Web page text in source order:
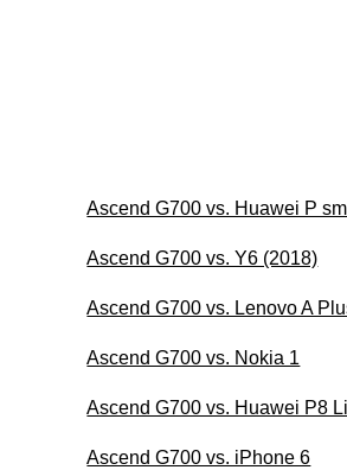
Ascend G700 vs. Huawei P
Ascend G700 vs. Y6 (2018)
Ascend G700 vs. Lenovo A
Ascend G700 vs. Nokia 1
Ascend G700 vs. Huawei P8
Ascend G700 vs. iPhone 6